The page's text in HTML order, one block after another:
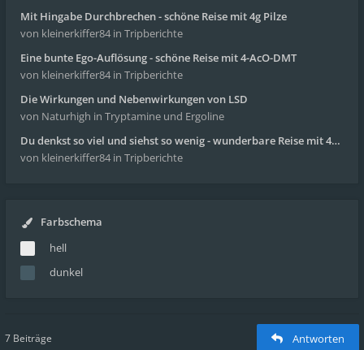
Mit Hingabe Durchbrechen - schöne Reise mit 4g Pilze
von kleinerkiffer84 in Tripberichte
Eine bunte Ego-Auflösung - schöne Reise mit 4-AcO-DMT
von kleinerkiffer84 in Tripberichte
Die Wirkungen und Nebenwirkungen von LSD
von Naturhigh in Tryptamine und Ergoline
Du denkst so viel und siehst so wenig - wunderbare Reise mit 4g Pilze
von kleinerkiffer84 in Tripberichte
Farbschema
hell
dunkel
7 Beiträge Antworten